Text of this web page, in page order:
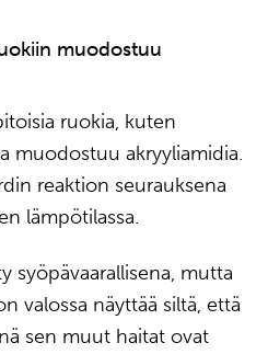
muodostuu
ruokia, kuten
muodostuu akryyliamidia.
reaktion seurauksena
lämpötilassa.
syöpävaarallisena, mutta
valossa näyttää siltä, että
sen muut haitat ovat